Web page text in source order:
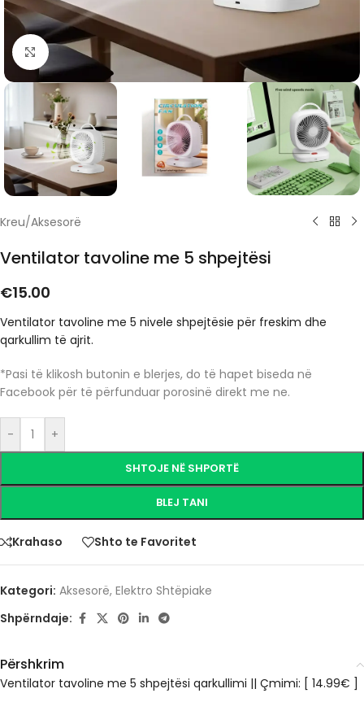
Click to enlarge
Kreu/Aksesorë
Ventilator tavoline me 5 shpejtësi
€15.00
Ventilator tavoline me 5 nivele shpejtësie për freskim dhe
qarkullim të ajrit.
*Pasi të klikosh butonin e blerjes, do të hapet biseda në
Facebook për të përfunduar porosinë direkt me ne.
- +
SHTOJE NË SHPORTË
BLEJ TANI
Krahaso Shto te Favoritet
Kategori: Aksesorë, Elektro Shtëpiake
Shpërndaje:
Përshkrim
Ventilator tavoline me 5 shpejtësi qarkullimi || Çmimi: [ 14.99€ ]